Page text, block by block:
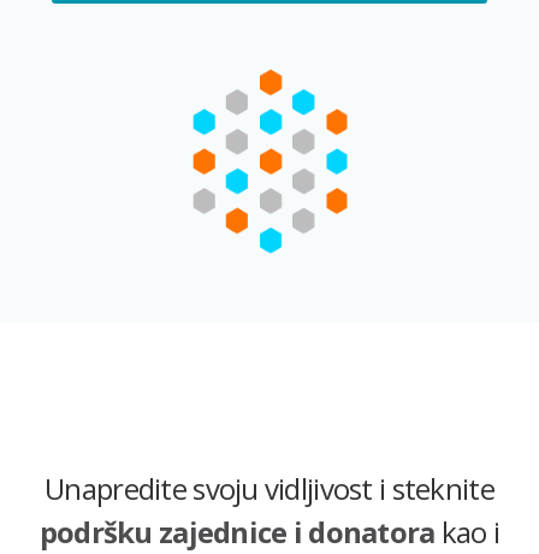
Unapredite svoju vidljivost i steknite
podršku zajednice i donatora kao i